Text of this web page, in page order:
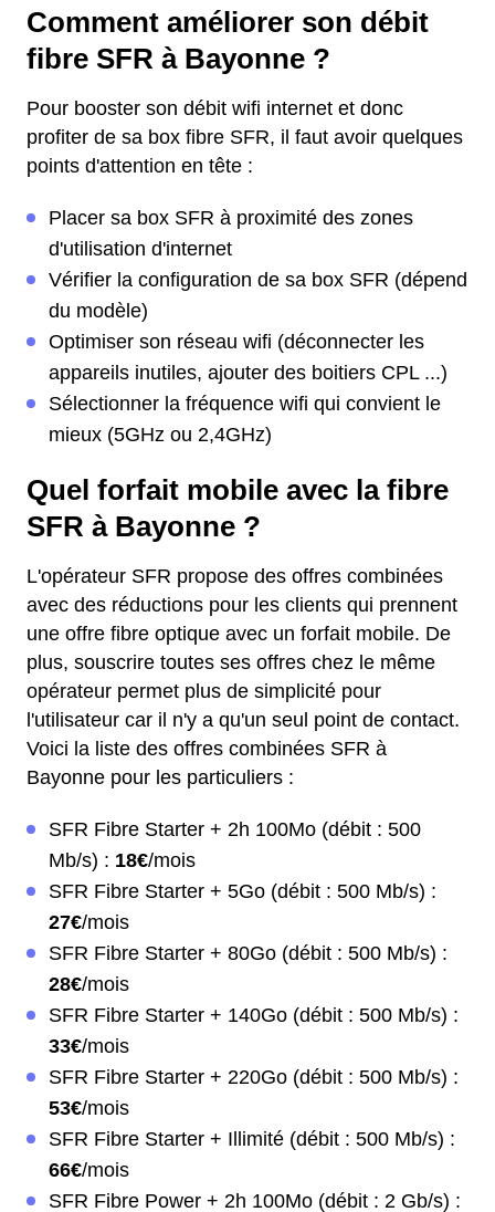
Comment améliorer son débit
fibre SFR à Bayonne ?
Pour booster son débit wifi internet et donc
profiter de sa box fibre SFR, il faut avoir quelques
points d'attention en tête :
Placer sa box SFR à proximité des zones
d'utilisation d'internet
Vérifier la configuration de sa box SFR (dépend
du modèle)
Optimiser son réseau wifi (déconnecter les
appareils inutiles, ajouter des boitiers CPL ...)
Sélectionner la fréquence wifi qui convient le
mieux (5GHz ou 2,4GHz)
Quel forfait mobile avec la fibre
SFR à Bayonne ?
L'opérateur SFR propose des offres combinées
avec des réductions pour les clients qui prennent
une offre fibre optique avec un forfait mobile. De
plus, souscrire toutes ses offres chez le même
opérateur permet plus de simplicité pour
l'utilisateur car il n'y a qu'un seul point de contact.
Voici la liste des offres combinées SFR à
Bayonne pour les particuliers :
SFR Fibre Starter + 2h 100Mo (débit : 500
Mb/s) : 18€/mois
SFR Fibre Starter + 5Go (débit : 500 Mb/s) :
27€/mois
SFR Fibre Starter + 80Go (débit : 500 Mb/s) :
28€/mois
SFR Fibre Starter + 140Go (débit : 500 Mb/s) :
33€/mois
SFR Fibre Starter + 220Go (débit : 500 Mb/s) :
53€/mois
SFR Fibre Starter + Illimité (débit : 500 Mb/s) :
66€/mois
SFR Fibre Power + 2h 100Mo (débit : 2 Gb/s) :